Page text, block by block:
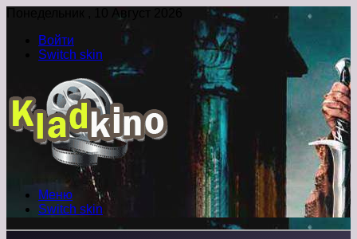
Понедельник , 10 Август 2026
Войти
Switch skin
Меню
Switch skin